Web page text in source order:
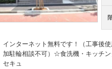
インターネット無料です！（工事後
加駐輪相談不可）☆食洗機・キッチ
セキュ